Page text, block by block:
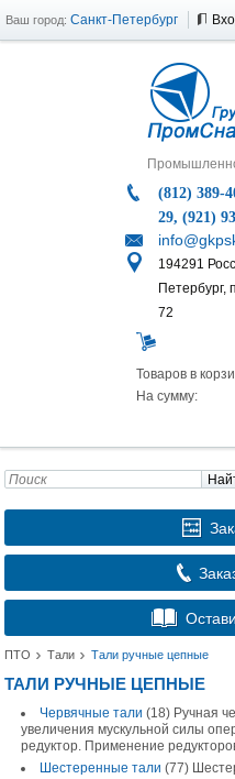
Ваш город: Санкт-Петербург
(812) 389-
29, (921)
194291
Петербург,
72
Товаров в
На сумму:
ПТО Тали Тали ручные цепные
ТАЛИ РУЧНЫЕ ЦЕПНЫЕ
Червячные тали (18) Ручная
увеличения мускульной силы
редуктор. Применение
Шестеренные тали (77)